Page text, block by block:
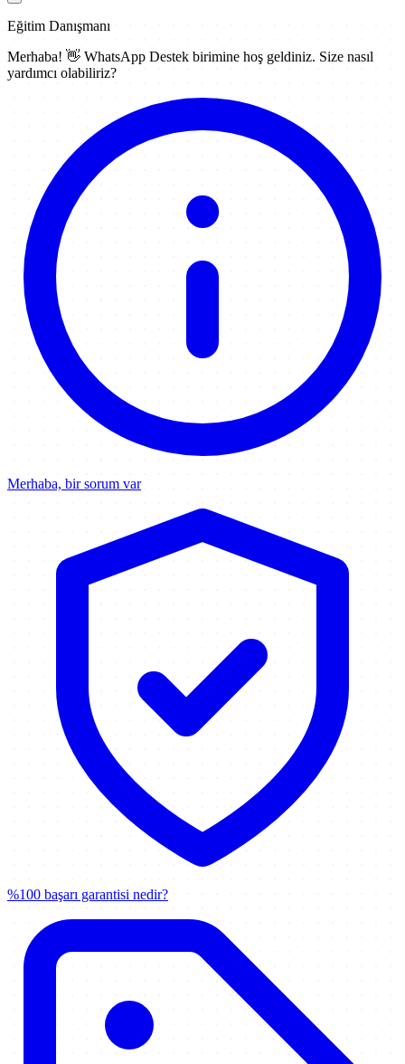
Eğitim Danışmanı
Merhaba! 👋 WhatsApp Destek birimine hoş geldiniz. Size nasıl
yardımcı olabiliriz?
Merhaba, bir sorum var
%100 başarı garantisi nedir?